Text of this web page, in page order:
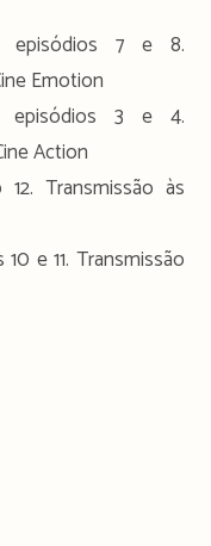
episódios 7 e 8.
Emotion
episódios 3 e 4.
Action
12. Transmissão às
e 11. Transmissão